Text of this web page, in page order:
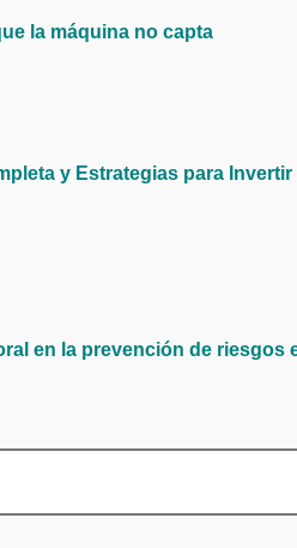
la máquina no capta
y Estrategias para Invertir
en la prevención de riesgos